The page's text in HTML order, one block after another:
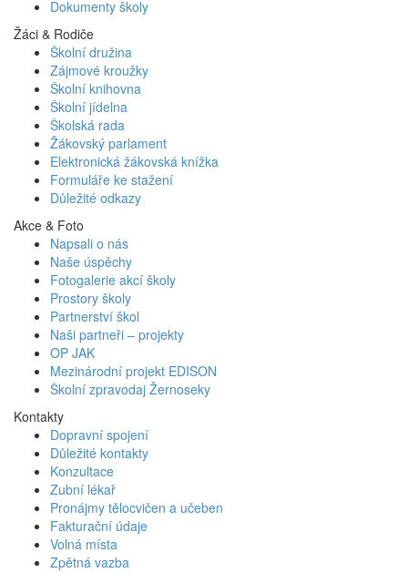
Dokumenty školy
Žáci & Rodiče
Školní družina
Zájmové kroužky
Školní knihovna
Školní jídelna
Školská rada
Žákovský parlament
Elektronická žákovská knížka
Formuláře ke stažení
Důležité odkazy
Akce & Foto
Napsali o nás
Naše úspěchy
Fotogalerie akcí školy
Prostory školy
Partnerství škol
Naši partneři – projekty
OP JAK
Mezinárodní projekt EDISON
Školní zpravodaj Žernoseky
Kontakty
Dopravní spojení
Důležité kontakty
Konzultace
Zubní lékař
Pronájmy tělocvičen a učeben
Fakturační údaje
Volná místa
Zpětná vazba